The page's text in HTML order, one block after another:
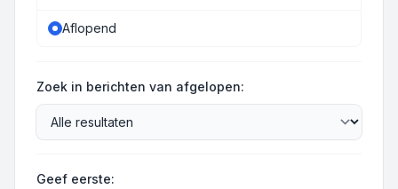
Aflopend
Zoek in berichten van afgelopen:
Geef eerste: